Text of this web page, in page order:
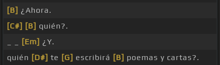
[B] ¿Ahora.
[C#] [B] quién?.
[Em] ¿Y.
quién [D#] te [G] escribirá [B] poemas y cartas?.